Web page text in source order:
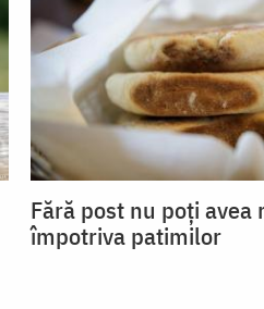
Fără post nu poți avea
împotriva patimilor